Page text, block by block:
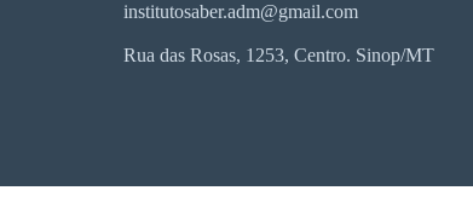
institutosaber.adm@gmail.com
Rua das Rosas, 1253, Centro. Sinop/MT